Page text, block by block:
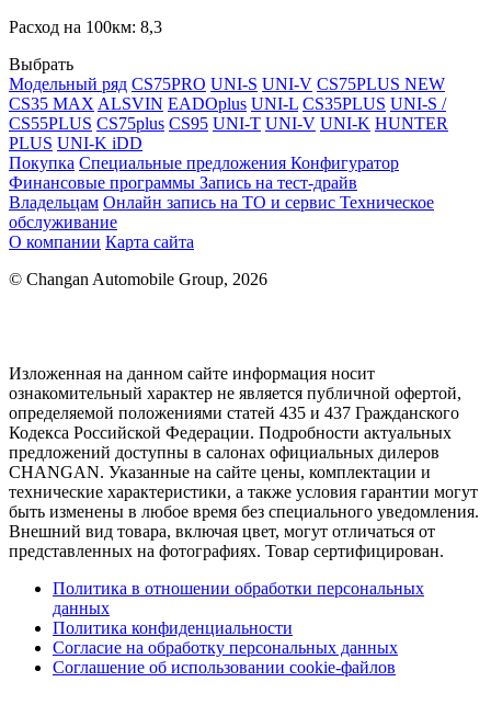
Расход на 100км: 8,3
Выбрать
Модельный ряд CS75PRO UNI-S UNI-V CS75PLUS NEW
CS35 MAX ALSVIN EADOplus UNI-L CS35PLUS UNI-S /
CS55PLUS CS75plus CS95 UNI-T UNI-V UNI-K HUNTER
PLUS UNI-K iDD
Покупка Специальные предложения Конфигуратор
Финансовые программы Запись на тест-драйв
Владельцам Онлайн запись на ТО и сервис Техническое
обслуживание
О компании Карта сайта
© Changan Automobile Group, 2026
Изложенная на данном сайте информация носит
ознакомительный характер не является публичной офертой,
определяемой положениями статей 435 и 437 Гражданского
Кодекса Российской Федерации. Подробности актуальных
предложений доступны в салонах официальных дилеров
CHANGAN. Указанные на сайте цены, комплектации и
технические характеристики, а также условия гарантии могут
быть изменены в любое время без специального уведомления.
Внешний вид товара, включая цвет, могут отличаться от
представленных на фотографиях. Товар сертифицирован.
Политика в отношении обработки персональных
данных
Политика конфиденциальности
Согласие на обработку персональных данных
Соглашение об использовании cookie-файлов